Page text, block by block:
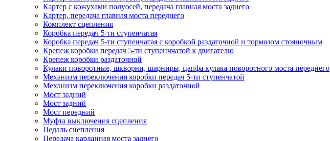
Картер с кожухами полуосей, передача главная моста заднего
Картер, передача главная моста переднего
Комплект сцепления
Коробка передач 5-ти ступенчатая
Коробка передач 5-ти ступенчатая с коробкой раздаточной и тормозом стояночным
Крепеж коробки передач 5-ти ступенччатой к двигателю
Крепеж коробки раздаточной
Кулаки поворотные, шкворни, шарниры, цапфа кулака поворотного моста переднего
Механизм переключения коробки передач 5-ти ступенчатой
Механизм переключения коробки раздаточной
Мост задний
Мост задний
Мост передний
Муфта выключения сцепления
Педаль сцепления
Передача карданная моста заднего